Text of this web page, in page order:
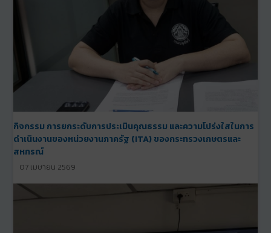
กิจกรรม การยกระดับการประเมินคุณธรรม และความโปร่งใสในการ
ดำเนินงานของหน่วยงานภาครัฐ (ITA) ของกระทรวงเกษตรและ
สหกรณ์
07 เมษายน 2569